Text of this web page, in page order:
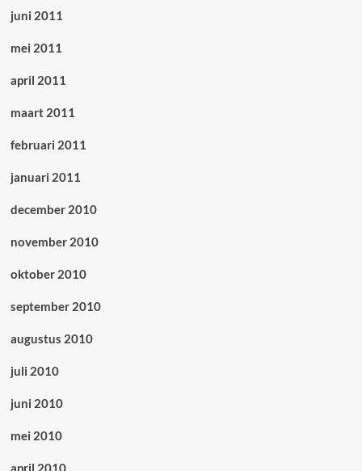
juni 2011
mei 2011
april 2011
maart 2011
februari 2011
januari 2011
december 2010
november 2010
oktober 2010
september 2010
augustus 2010
juli 2010
juni 2010
mei 2010
april 2010